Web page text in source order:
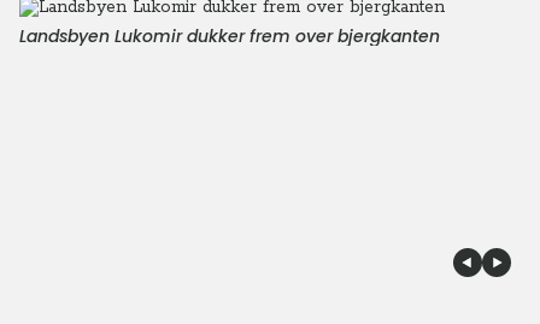
Landsbyen Lukomir dukker frem over bjergkanten